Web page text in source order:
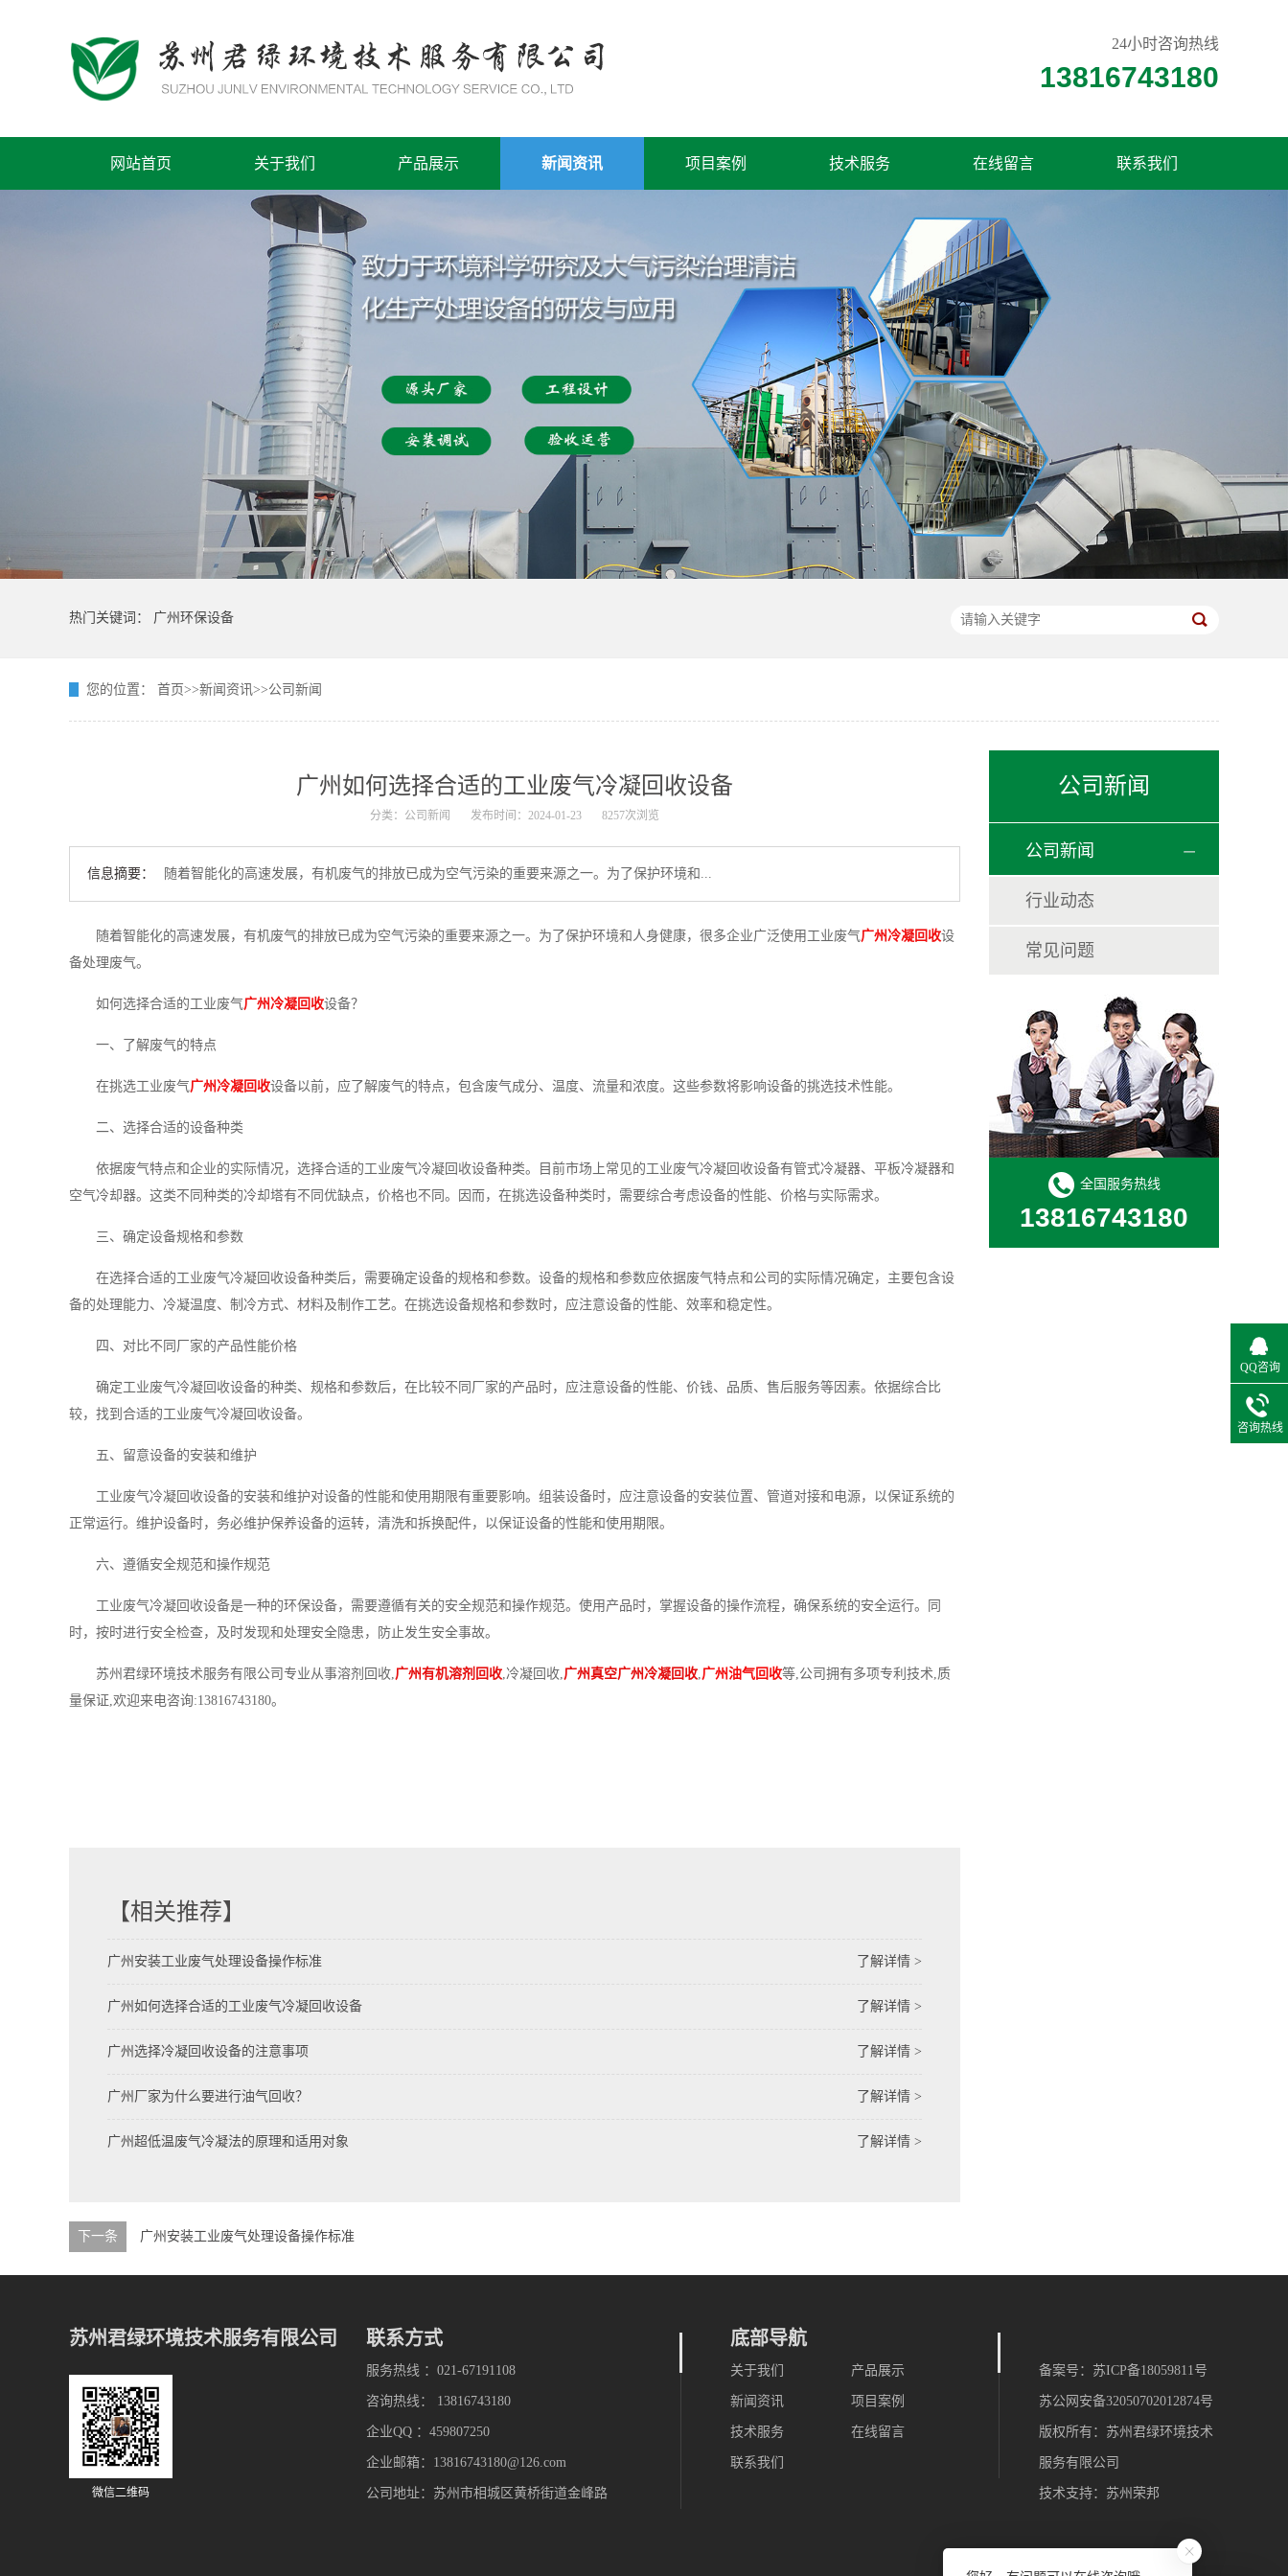
24小时咨询热线
13816743180
网站首页 关于我们 产品展示 新闻资讯 项目案例 技术服务 在线留言 联系我们
热门关键词： 广州环保设备
您的位置： 首页>>新闻资讯>>公司新闻
广州如何选择合适的工业废气冷凝回收设备
分类：公司新闻 发布时间：2024-01-23 8257次浏览
信息摘要： 随着智能化的高速发展，有机废气的排放已成为空气污染的重要来源之一。为了保护环境和...
随着智能化的高速发展，有机废气的排放已成为空气污染的重要来源之一。为了保护环境和人身健康，很多企业广泛使用工业废气广州冷凝回收设
备处理废气。
如何选择合适的工业废气广州冷凝回收设备？
一、了解废气的特点
在挑选工业废气广州冷凝回收设备以前，应了解废气的特点，包含废气成分、温度、流量和浓度。这些参数将影响设备的挑选技术性能。
二、选择合适的设备种类
依据废气特点和企业的实际情况，选择合适的工业废气冷凝回收设备种类。目前市场上常见的工业废气冷凝回收设备有管式冷凝器、平板冷凝器和
空气冷却器。这类不同种类的冷却塔有不同优缺点，价格也不同。因而，在挑选设备种类时，需要综合考虑设备的性能、价格与实际需求。
三、确定设备规格和参数
在选择合适的工业废气冷凝回收设备种类后，需要确定设备的规格和参数。设备的规格和参数应依据废气特点和公司的实际情况确定，主要包含设
备的处理能力、冷凝温度、制冷方式、材料及制作工艺。在挑选设备规格和参数时，应注意设备的性能、效率和稳定性。
四、对比不同厂家的产品性能价格
确定工业废气冷凝回收设备的种类、规格和参数后，在比较不同厂家的产品时，应注意设备的性能、价钱、品质、售后服务等因素。依据综合比
较，找到合适的工业废气冷凝回收设备。
五、留意设备的安装和维护
工业废气冷凝回收设备的安装和维护对设备的性能和使用期限有重要影响。组装设备时，应注意设备的安装位置、管道对接和电源，以保证系统的
正常运行。维护设备时，务必维护保养设备的运转，清洗和拆换配件，以保证设备的性能和使用期限。
六、遵循安全规范和操作规范
工业废气冷凝回收设备是一种的环保设备，需要遵循有关的安全规范和操作规范。使用产品时，掌握设备的操作流程，确保系统的安全运行。同
时，按时进行安全检查，及时发现和处理安全隐患，防止发生安全事故。
苏州君绿环境技术服务有限公司专业从事溶剂回收,广州有机溶剂回收,冷凝回收,广州真空广州冷凝回收,广州油气回收等,公司拥有多项专利技术,质
量保证,欢迎来电咨询:13816743180。
【相关推荐】
广州安装工业废气处理设备操作标准 了解详情 >
广州如何选择合适的工业废气冷凝回收设备 了解详情 >
广州选择冷凝回收设备的注意事项 了解详情 >
广州厂家为什么要进行油气回收？ 了解详情 >
广州超低温废气冷凝法的原理和适用对象 了解详情 >
下一条 广州安装工业废气处理设备操作标准
公司新闻
公司新闻
行业动态
常见问题
全国服务热线
13816743180
苏州君绿环境技术服务有限公司
微信二维码
联系方式
服务热线 ：021-67191108
咨询热线： 13816743180
企业QQ ：459807250
企业邮箱：13816743180@126.com
公司地址：苏州市相城区黄桥街道金峰路
底部导航
关于我们 产品展示
新闻资讯 项目案例
技术服务 在线留言
联系我们
备案号： 苏ICP备18059811号
苏公网安备32050702012874号
版权所有：苏州君绿环境技术
服务有限公司
技术支持： 苏州荣邦
QQ咨询
咨询热线